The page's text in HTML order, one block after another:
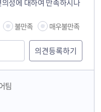
성에 대하여 만족하시나
불만족 매우불만족
팀